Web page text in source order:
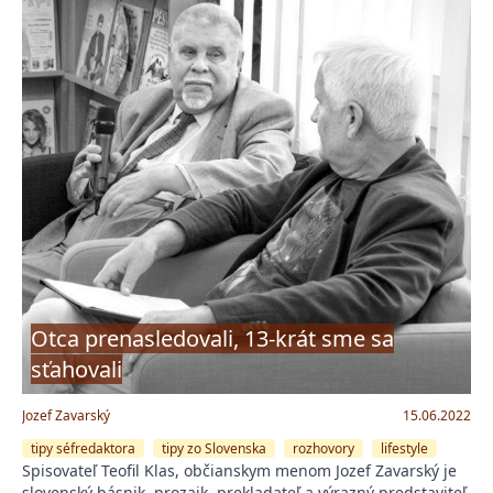
Otca prenasledovali, 13-krát sme sa
sťahovali
Jozef Zavarský
15.06.2022
tipy séfredaktora
tipy zo Slovenska rozhovory lifestyle
Spisovateľ Teofil Klas, občianskym menom Jozef Zavarský je